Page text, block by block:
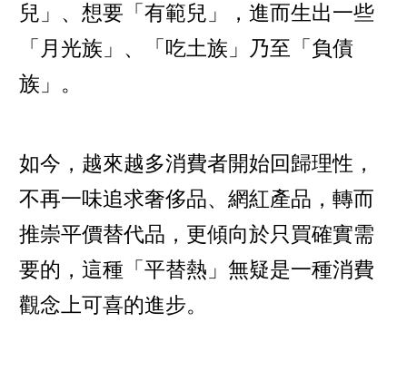
兒」、想要「有範兒」，進而生出一些
「月光族」、「吃土族」乃至「負債
族」。
如今，越來越多消費者開始回歸理性，
不再一味追求奢侈品、網紅產品，轉而
推崇平價替代品，更傾向於只買確實需
要的，這種「平替熱」無疑是一種消費
觀念上可喜的進步。